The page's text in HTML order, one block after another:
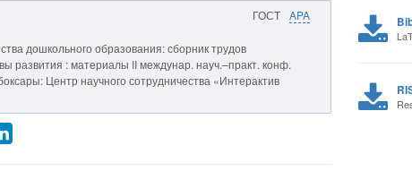
ГОСТ APA
дошкольного образования: сборник трудов
развития : материалы II междунар. науч.–практ. конф.
Центр научного сотрудничества «Интерактив